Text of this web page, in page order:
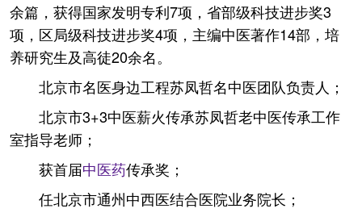
余篇，获得国家发明专利7项，省部级科技进步奖3
项，区局级科技进步奖4项，主编中医著作14部，培
养研究生及高徒20余名。
北京市名医身边工程苏凤哲名中医团队负责人；
北京市3+3中医薪火传承苏凤哲老中医传承工作
室指导老师；
获首届中医药传承奖；
任北京市通州中西医结合医院业务院长；